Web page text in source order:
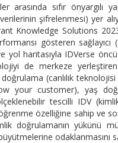
arasında sıfır
şifrelenmesi) yer
Knowledge Solutions
gösteren
yol haritasıyla IDVerse
de merkeze yerleştiren
(canlılık
your customer), yaş
tescilli IDV
özelliğine sahip ve
doğrulamanın yükünü
odaklanmasını